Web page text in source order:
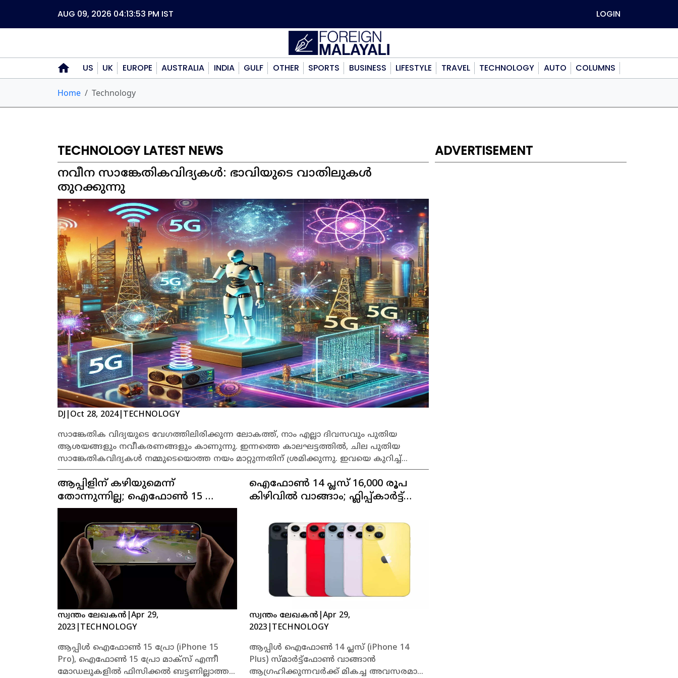
AUG 09, 2026 04:13:53 PM IST LOGIN
US UK EUROPE AUSTRALIA INDIA GULF OTHER SPORTS BUSINESS LIFESTYLE TRAVEL TECHNOLOGY AUTO COLUMNS
Home Technology
TECHNOLOGY LATEST NEWS
നവീന സാങ്കേതികവിദ്യകൾ: ഭാവിയുടെ വാതിലുകൾ
തുറക്കുന്നു
DJ Oct 28, 2024| TECHNOLOGY
സാങ്കേതിക വിദ്യയുടെ വേഗത്തിലിരിക്കുന്ന ലോകത്ത്, നാം എല്ലാ ദിവസവും പുതിയ
ആശയങ്ങളും നവീകരണങ്ങളും കാണുന്നു. ഇന്നത്തെ കാലഘട്ടത്തിൽ, ചില പുതിയ
സാങ്കേതികവിദ്യകൾ നമ്മുടെയൊത്ത നയം മാറ്റുന്നതിന് ശ്രമിക്കുന്നു. ഇവയെ കുറിച്ച്
ചുരുക്കം അറിയാം:
ആപ്പിളിന് കഴിയുമെന്ന്
തോന്നുന്നില്ല; ഐഫോൺ 15 പ്രോ
മോഡലുകളിൽ ഈ ഫീച്ചർ
ഉണ്ടാകില്ല
സ്വന്തം ലേഖകൻ Apr 29,
2023 TECHNOLOGY
ആപ്പിൾ ഐഫോൺ 15 പ്രോ (iPhone 15
Pro), ഐഫോൺ 15 പ്രോ മാക്സ് എന്നീ
മോഡലുകളിൽ ഫിസിക്കൽ ബട്ടണില്ലാത്ത
ഐഫോൺ 14 പ്ലസ് 16,000 രൂപ
കിഴിവിൽ വാങ്ങാം; ഫ്ലിപ്പ്കാർട്ട്
ദിവസങ്ങൾ കൂടി മാത്രം
സ്വന്തം ലേഖകൻ Apr 29,
2023 TECHNOLOGY
ആപ്പിൾ ഐഫോൺ 14 പ്ലസ് (iPhone 14
Plus) സ്മാർട്ട്ഫോൺ വാങ്ങാൻ
ആഗ്രഹിക്കുന്നവർക്ക് മികച്ച അവസരമാണ്
ADVERTISEMENT